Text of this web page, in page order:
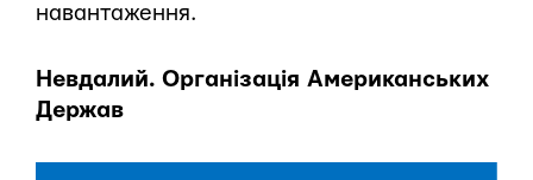
навантаження.
Невдалий. Організація Американських
Держав